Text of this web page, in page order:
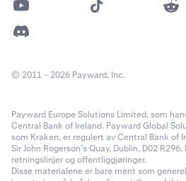
© 2011 – 2026 Payward, Inc.
Payward Europe Solutions Limited, som
Central Bank of Ireland. Payward Global
som Kraken, er regulert av Central Bank of
Sir John Rogerson’s Quay, Dublin, D02
retningslinjer og offentliggjøringer.
Disse materialene er bare ment som